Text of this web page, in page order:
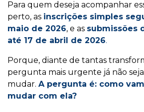
Para quem deseja acompanhar
perto, as inscrições simples
maio de 2026, e as submissões
até 17 de abril de 2026.
Porque, diante de tantas
pergunta mais urgente já não
mudar. A pergunta é: como
mudar com ela?